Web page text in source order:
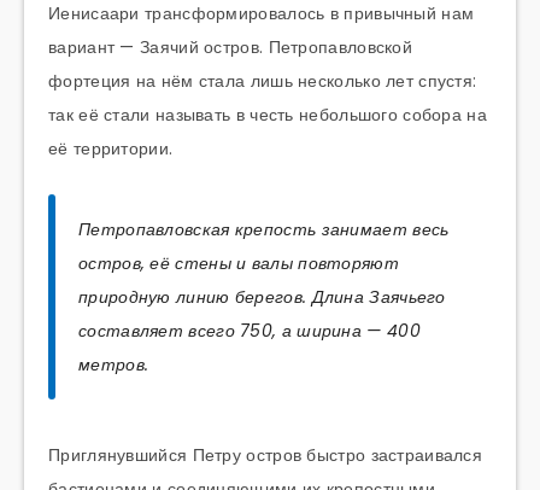
Иенисаари трансформировалось в привычный нам
вариант — Заячий остров. Петропавловской
фортеция на нём стала лишь несколько лет спустя:
так её стали называть в честь небольшого собора на
её территории.
Петропавловская крепость занимает весь
остров, её стены и валы повторяют
природную линию берегов. Длина Заячьего
составляет всего 750, а ширина — 400
метров.
Приглянувшийся Петру остров быстро застраивался